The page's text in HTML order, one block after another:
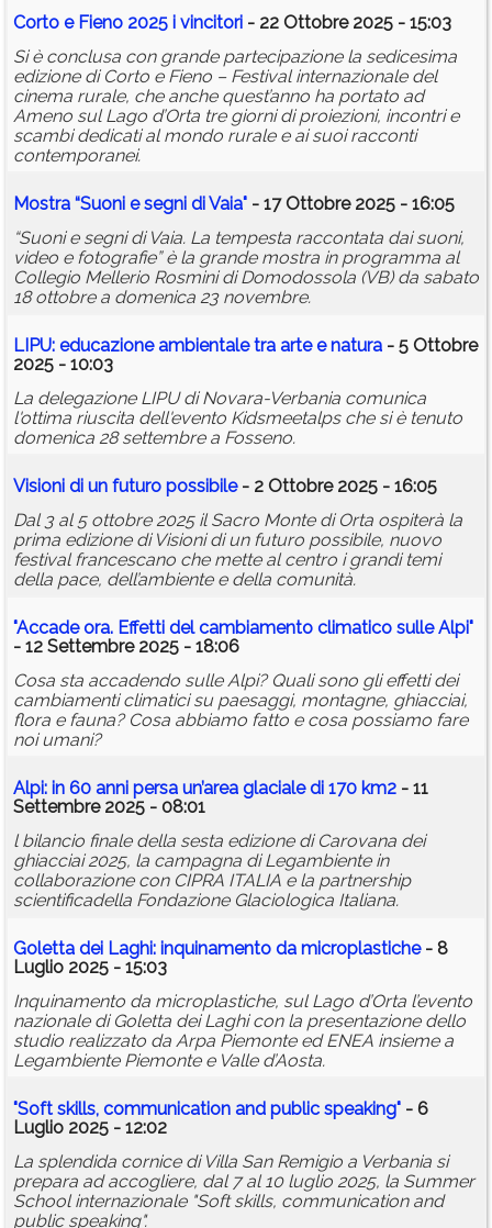
Corto e Fieno 2025 i vincitori - 22 Ottobre 2025 - 15:03
Si è conclusa con grande partecipazione la sedicesima
edizione di Corto e Fieno – Festival internazionale del
cinema rurale, che anche quest’anno ha portato ad
Ameno sul Lago d’Orta tre giorni di proiezioni, incontri e
scambi dedicati al mondo rurale e ai suoi racconti
contemporanei.
Mostra “Suoni e segni di Vaia" - 17 Ottobre 2025 - 16:05
“Suoni e segni di Vaia. La tempesta raccontata dai suoni,
video e fotografie” è la grande mostra in programma al
Collegio Mellerio Rosmini di Domodossola (VB) da sabato
18 ottobre a domenica 23 novembre.
LIPU: educazione ambientale tra arte e natura - 5 Ottobre
2025 - 10:03
La delegazione LIPU di Novara-Verbania comunica
l'ottima riuscita dell'evento Kidsmeetalps che si è tenuto
domenica 28 settembre a Fosseno.
Visioni di un futuro possibile- 2 Ottobre 2025 - 16:05
Dal 3 al 5 ottobre 2025 il Sacro Monte di Orta ospiterà la
prima edizione di Visioni di un futuro possibile, nuovo
festival francescano che mette al centro i grandi temi
della pace, dell’ambiente e della comunità.
"Accade ora. Effetti delcambiamento climatico sulle Alpi"
- 12 Settembre 2025 - 18:06
Cosa sta accadendo sulle Alpi? Quali sono gli effetti dei
cambiamenti climatici su paesaggi, montagne, ghiacciai,
flora e fauna? Cosa abbiamo fatto e cosa possiamo fare
noi umani?
Alpi: in 60 anni persa un’area glaciale di 170 km2 - 11
Settembre 2025 - 08:01
l bilancio finale della sesta edizione di Carovana dei
ghiacciai 2025, la campagna di Legambiente in
collaborazione con CIPRA ITALIA e la partnership
scientificadella Fondazione Glaciologica Italiana.
Goletta dei Laghi: inquinamento da microplastiche- 8
Luglio 2025 - 15:03
Inquinamento da microplastiche, sul Lago d’Orta l’evento
nazionale di Goletta dei Laghi con la presentazione dello
studio realizzato da Arpa Piemonte ed ENEA insieme a
Legambiente Piemonte e Valle d’Aosta.
"Soft skills, communication and public speaking" - 6
Luglio 2025 - 12:02
La splendida cornice di Villa San Remigio a Verbania si
prepara ad accogliere, dal 7 al 10 luglio 2025, la Summer
School internazionale "Soft skills, communication and
public speaking".